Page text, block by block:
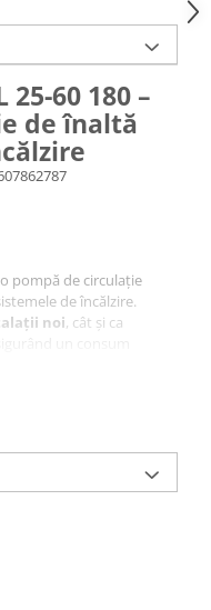
25-60 180 –
de înaltă
pompă de circulație
de încălzire.
noi, cât și ca
fontă, rotor din
ușor în diverse